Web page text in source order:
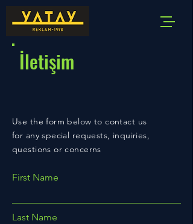
İletişim
Use the form below to contact us
for any special requests, inquiries,
questions or concerns
First Name
Last Name